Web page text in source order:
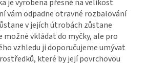
je vyrobena přesně na velikost
vám odpadne otravné rozbalování
v jejích útrobách zůstane
možné vkládat do myčky, ale pro
vzhledu ji doporučujeme umývat
které by její povrchovou